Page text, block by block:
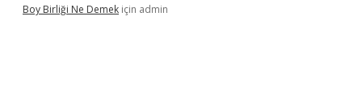
Boy Birliği Ne Demek için admin